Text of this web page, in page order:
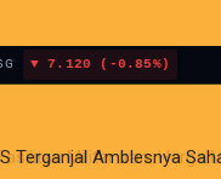
(-0.85%)
Amblesnya